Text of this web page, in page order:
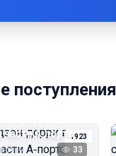
поступления
1923
в
А‑порта
33